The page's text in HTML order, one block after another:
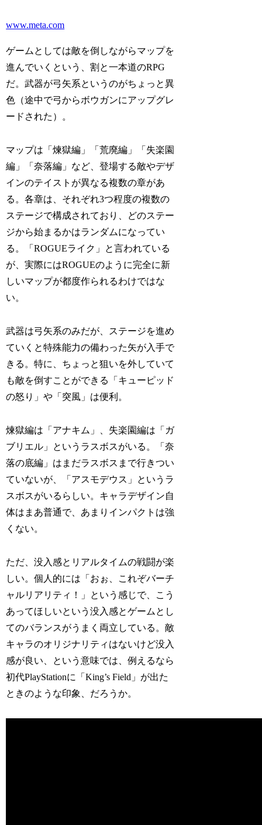
www.meta.com
ゲームとしては敵を倒しながらマップを
進んでいくという、割と一本道のRPG
だ。武器が弓矢系というのがちょっと異
色（途中で弓からボウガンにアップグレ
ードされた）。
マップは「煉獄編」「荒廃編」「失楽園
編」「奈落編」など、登場する敵やデザ
インのテイストが異なる複数の章があ
る。各章は、それぞれ3つ程度の複数の
ステージで構成されており、どのステー
ジから始まるかはランダムになってい
る。「ROGUEライク」と言われている
が、実際にはROGUEのように完全に新
しいマップが都度作られるわけではな
い。
武器は弓矢系のみだが、ステージを進め
ていくと特殊能力の備わった矢が入手で
きる。特に、ちょっと狙いを外していて
も敵を倒すことができる「キューピッド
の怒り」や「突風」は便利。
煉獄編は「アナキム」、失楽園編は「ガ
ブリエル」というラスボスがいる。「奈
落の底編」はまだラスボスまで行きつい
ていないが、「アスモデウス」というラ
スボスがいるらしい。キャラデザイン自
体はまあ普通で、あまりインパクトは強
くない。
ただ、没入感とリアルタイムの戦闘が楽
しい。個人的には「おぉ、これぞバーチ
ャルリアリティ！」という感じで、こう
あってほしいという没入感とゲームとし
てのバランスがうまく両立している。敵
キャラのオリジナリティはないけど没入
感が良い、という意味では、例えるなら
初代PlayStationに「King’s Field」が出た
ときのような印象、だろうか。